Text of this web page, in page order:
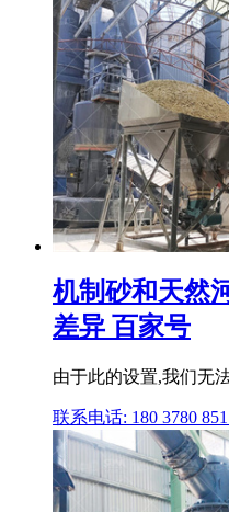
机制砂和天然
差异 百家号
由于此的设置,我们无
联系电话: 180 3780